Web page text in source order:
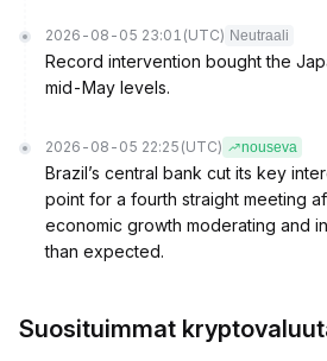
2026-08-05 23:01 (UTC) Neutraali
Record intervention bought the
mid-May levels.
2026-08-05 22:25 (UTC) nouseva
Brazil’s central bank cut its key
point for a fourth straight meeting
economic growth moderating and
than expected.
Suosituimmat